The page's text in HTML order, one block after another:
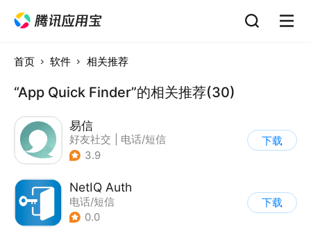
首页 软件 相关推荐
“App Quick Finder”的相关推荐(30)
易信
好友社交
电话/短信
3.9
下载
NetIQ Auth
电话/短信
0.0
下载